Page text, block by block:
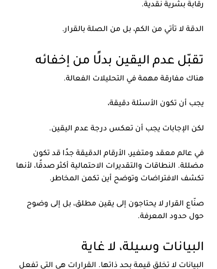
رقابة بشرية نقدية.
الدقة لا تأتي من الكم، بل من الصلة بالقرار.
تقبّل عدم اليقين بدلًا من إخفائه
هناك مفارقة مهمة في التحليلات الفعالة.
يجب أن تكون الأسئلة دقيقة،
لكن الإجابات يجب أن تعكس درجة عدم اليقين.
في عالم معقد ومتغير، الأرقام الدقيقة جدًا قد تكون
مضللة. النطاقات والتقديرات الاحتمالية أكثر صدقًا، لأنها
تكشف الافتراضات وتوضح أين تكمن المخاطر.
صنّاع القرار لا يحتاجون إلى يقين مطلق، بل إلى وضوح
حول حدود المعرفة.
البيانات وسيلة، لا غاية
البيانات لا تخلق قيمة بحد ذاتها. القرارات هي التي تفعل